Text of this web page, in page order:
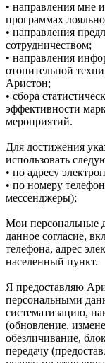
• направления мне
программах
• направления
сотрудничеством;
• направления
отопительной
Аристон;
• сбора
эффективности
мероприятий.
Для достижения
использовать
• по адресу
• по номеру
мессенджеры);
Мои персональные
данное согласие,
телефона, адрес
населенный пункт.
Я предоставляю
персональными
систематизацию,
(обновление,
обезличивание,
передачу